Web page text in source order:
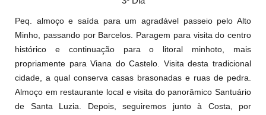
Peq. almoço e saída para um agradável passeio pelo Alto
Minho, passando por Barcelos. Paragem para visita do centro
histórico e continuação para o litoral minhoto, mais
propriamente para Viana do Castelo. Visita desta tradicional
cidade, a qual conserva casas brasonadas e ruas de pedra.
Almoço em restaurante local e visita do panorâmico Santuário
de Santa Luzia. Depois, seguiremos junto à Costa, por